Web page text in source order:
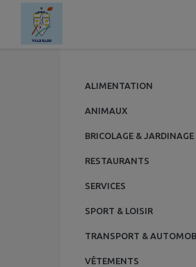
Contenu
ALIMENTATION
ANIMAUX
BRICOLAGE & JARDINAGE
RESTAURANTS
SERVICES
SPORT & LOISIR
TRANSPORT &
VÊTEMENTS